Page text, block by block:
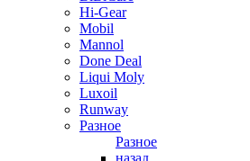
Hi-Gear
Mobil
Mannol
Done Deal
Liqui Moly
Luxoil
Runway
Разное
Разное
назад